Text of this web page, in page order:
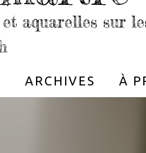
aquarelles sur
ARCHIVES À